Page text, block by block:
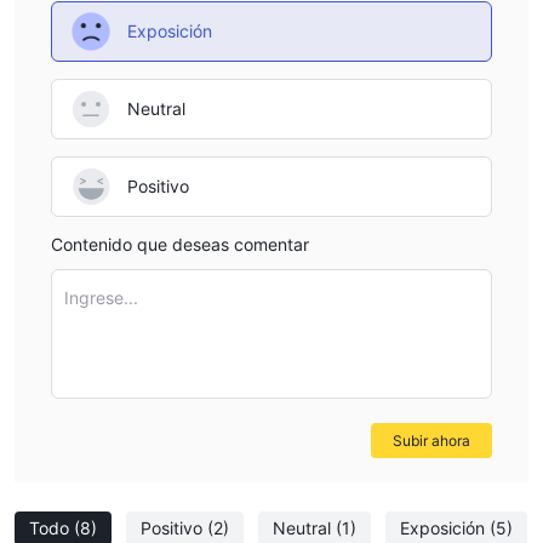
Con tamaños de cuenta que van desde $1,000 hasta $500,000
y opciones flexibles de retiro de hasta el 25%, los traders
Se dice que los traders pueden conservar hasta el 100% de las
ganancias, sin límites de tiempo y con pagos procesados en un
plazo de 48 horas.
Todo (8) Positivo (2) Neutral (1) Exposición (5)
Exposición
Neutral
Positivo
Contenido que deseas comentar
Ingrese...
Subir ahora